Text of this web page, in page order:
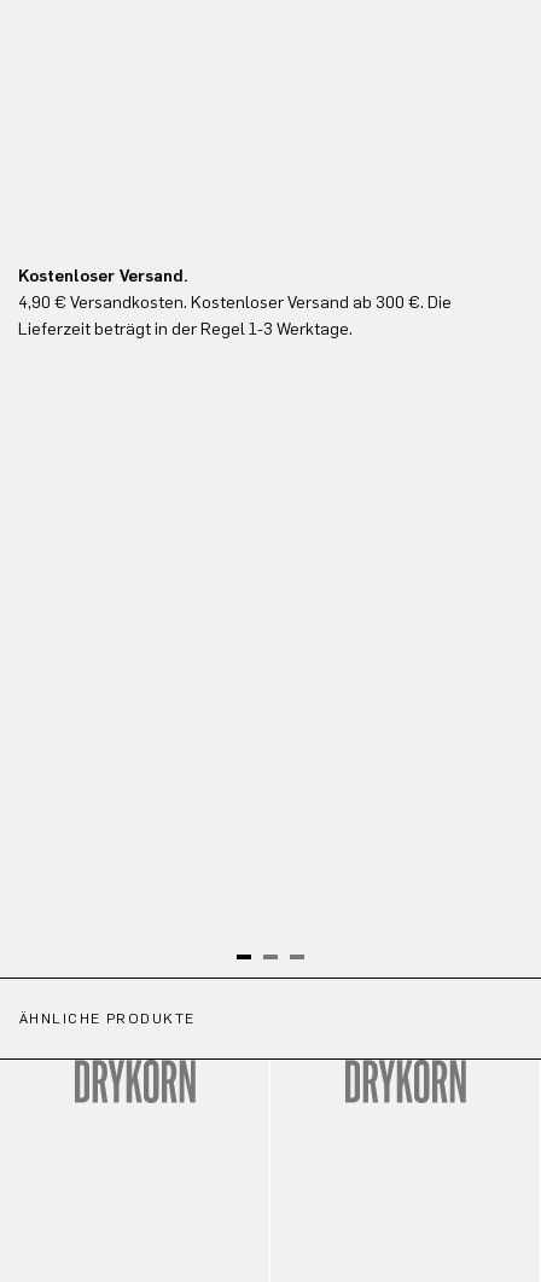
Kostenloser Versand.
4,90 € Versandkosten. Kostenloser Versand ab 300 €. Die
Lieferzeit beträgt in der Regel 1-3 Werktage.
ÄHNLICHE PRODUKTE